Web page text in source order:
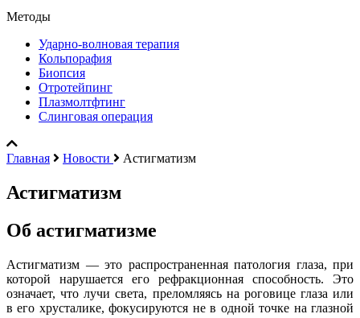
Методы
Ударно-волновая терапия
Кольпорафия
Биопсия
Отротейпинг
Плазмолтфтинг
Слинговая операция
Главная Новости Астигматизм
Астигматизм
Об астигматизме
Астигматизм — это распространенная патология глаза, при
которой нарушается его рефракционная способность. Это
означает, что лучи света, преломляясь на роговице глаза или
в его хрусталике, фокусируются не в одной точке на глазной